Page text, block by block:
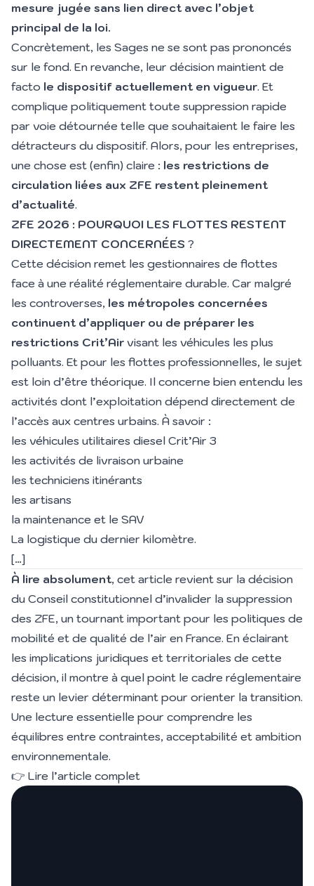
mesure jugée sans lien direct avec l’objet
principal de la loi.
Concrètement, les Sages ne se sont pas prononcés
sur le fond. En revanche, leur décision maintient de
facto le dispositif actuellement en vigueur. Et
complique politiquement toute suppression rapide
par voie détournée telle que souhaitaient le faire les
détracteurs du dispositif. Alors, pour les entreprises,
une chose est (enfin) claire : les restrictions de
circulation liées aux ZFE restent pleinement
d’actualité.
ZFE 2026 : POURQUOI LES FLOTTES RESTENT
DIRECTEMENT CONCERNÉES ?
Cette décision remet les gestionnaires de flottes
face à une réalité réglementaire durable. Car malgré
les controverses, les métropoles concernées
continuent d’appliquer ou de préparer les
restrictions Crit’Air visant les véhicules les plus
polluants. Et pour les flottes professionnelles, le sujet
est loin d’être théorique. Il concerne bien entendu les
activités dont l’exploitation dépend directement de
l’accès aux centres urbains. À savoir :
les véhicules utilitaires diesel Crit’Air 3
les activités de livraison urbaine
les techniciens itinérants
les artisans
la maintenance et le SAV
La logistique du dernier kilomètre.
[…]
À lire absolument, cet article revient sur la décision
du Conseil constitutionnel d’invalider la suppression
des ZFE, un tournant important pour les politiques de
mobilité et de qualité de l’air en France. En éclairant
les implications juridiques et territoriales de cette
décision, il montre à quel point le cadre réglementaire
reste un levier déterminant pour orienter la transition.
Une lecture essentielle pour comprendre les
équilibres entre contraintes, acceptabilité et ambition
environnementale.
👉 Lire l’article complet